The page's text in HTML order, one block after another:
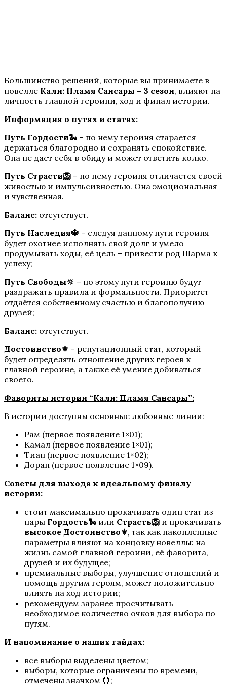
Пришествие Номер Три
Пропавшие
Бюро Параллельных Миров
Шифр Шекспира
Сага о Грозах
Большинство решений, которые вы принимаете в
новелле Кали: Пламя Сансары – 3 сезон, влияют на
личность главной героини, ход и финал истории.
Информация о путях и статах:
Путь Гордости🐍 – по нему героиня старается
держаться благородно и сохранять спокойствие.
Она не даст себя в обиду и может ответить колко.
Путь Страсти🦁 – по нему героиня отличается своей
живостью и импульсивностью. Она эмоциональная
и чувственная.
Баланс: отсутствует.
Путь Наследия🔱 – следуя данному пути героиня
будет охотнее исполнять свой долг и умело
продумывать ходы, её цель – привести род Шарма к
успеху;
Путь Свободы🔆 – по этому пути героиню будут
раздражать правила и формальности. Приоритет
отдаётся собственному счастью и благополучию
друзей;
Баланс: отсутствует.
Достоинство⚜️ – репутационный стат, который
будет определять отношение других героев к
главной героине, а также её умение добиваться
своего.
Фавориты истории “Кали: Пламя Сансары”:
В истории доступны основные любовные линии:
Рам (первое появление 1×01);
Камал (первое появление 1×01);
Тиан (первое появление 1×02);
Доран (первое появление 1×09).
Советы для выхода к идеальному финалу
истории:
стоит максимально прокачивать один стат из
пары Гордость🐍 или Страсть🦁 и прокачивать
высокое Достоинство⚜️, так как накопленные
параметры влияют на концовку новеллы: на
жизнь самой главной героини, её фаворита,
друзей и их будущее;
премиальные выборы, улучшение отношений и
помощь другим героям, может положительно
влиять на ход истории;
рекомендуем заранее просчитывать
необходимое количество очков для выбора по
путям.
И напоминание о наших гайдах:
все выборы выделены цветом;
выборы, которые ограничены по времени,
отмечены значком ⏰;